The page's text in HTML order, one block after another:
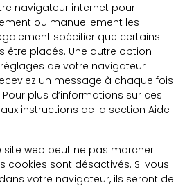
navigateur internet pour
ou manuellement les
spécifier que certains
être placés. Une autre option
de votre navigateur
un message à chaque fois
plus d’informations sur ces
instructions de la section Aide
site web peut ne pas marcher
cookies sont désactivés. Si vous
votre navigateur, ils seront de